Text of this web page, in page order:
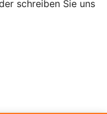
schreiben Sie uns